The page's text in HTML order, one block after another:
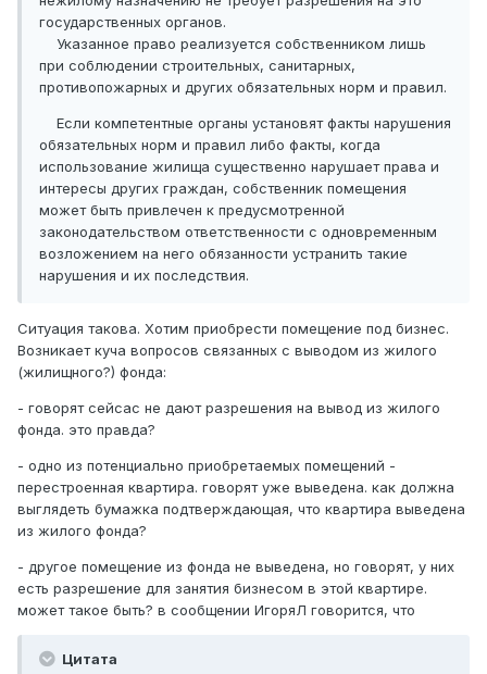
государственных органов.
Указанное право реализуется собственником лишь
при соблюдении строительных, санитарных,
противопожарных и других обязательных норм и правил.
Если компетентные органы установят факты нарушения
обязательных норм и правил либо факты, когда
использование жилища существенно нарушает права и
интересы других граждан, собственник помещения
может быть привлечен к предусмотренной
законодательством ответственности с одновременным
возложением на него обязанности устранить такие
нарушения и их последствия.
Ситуация такова. Хотим приобрести помещение под бизнес.
Возникает куча вопросов связанных с выводом из жилого
(жилищного?) фонда:
- говорят сейсас не дают разрешения на вывод из жилого
фонда. это правда?
- одно из потенциально приобретаемых помещений -
перестроенная квартира. говорят уже выведена. как должна
выглядеть бумажка подтверждающая, что квартира выведена
из жилого фонда?
- другое помещение из фонда не выведена, но говорят, у них
есть разрешение для занятия бизнесом в этой квартире.
может такое быть? в сообщении ИгоряЛ говорится, что
Цитата